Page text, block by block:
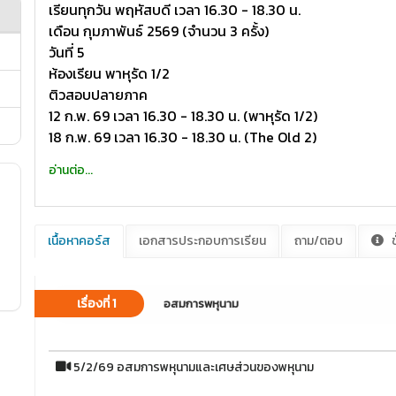
เรียนทุกวัน พฤหัสบดี เวลา 16.30 - 18.30 น.
เดือน กุมภาพันธ์ 2569 (จำนวน 3 ครั้ง)
วันที่ 5
ห้องเรียน พาหุรัด 1/2
ติวสอบปลายภาค
12 ก.พ. 69 เวลา 16.30 - 18.30 น. (พาหุรัด 1/2)
18 ก.พ. 69 เวลา 16.30 - 18.30 น. (The Old 2)
อ่านต่อ...
เนื้อหาคอร์ส เอกสารประกอบการเรียน ถาม/ตอบ
เรื่องที่ 1 อสมการพหุนาม
5/2/69 อสมการพหุนามและเศษส่วนของพหุนาม